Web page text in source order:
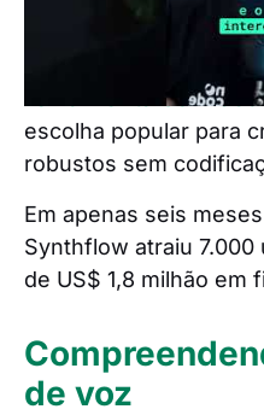
diferentes regiões.
A plataforma foi
ferramenta sem
escolha popular para
robustos sem
Em apenas seis
Synthflow atraiu 7.000
de US$ 1,8 milhão em
de voz